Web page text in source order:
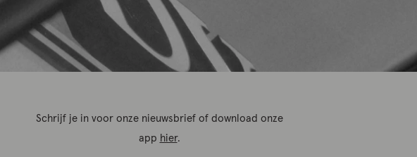
Schrijf je in voor onze nieuwsbrief of download onze
app hier.